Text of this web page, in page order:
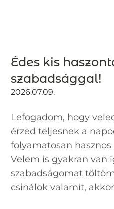
Édes kis
szabadsággal!
2026.07.09.
Lefogadom, hogy
érzed teljesnek a
folyamatosan
Velem is gyakran van
szabadságomat
csinálok valamit,